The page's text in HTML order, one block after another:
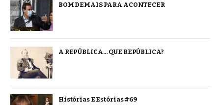
BOM DEMAIS PARA ACONTECER
A REPÚBLICA… QUE REPÚBLICA?
Histórias E Estórias #69